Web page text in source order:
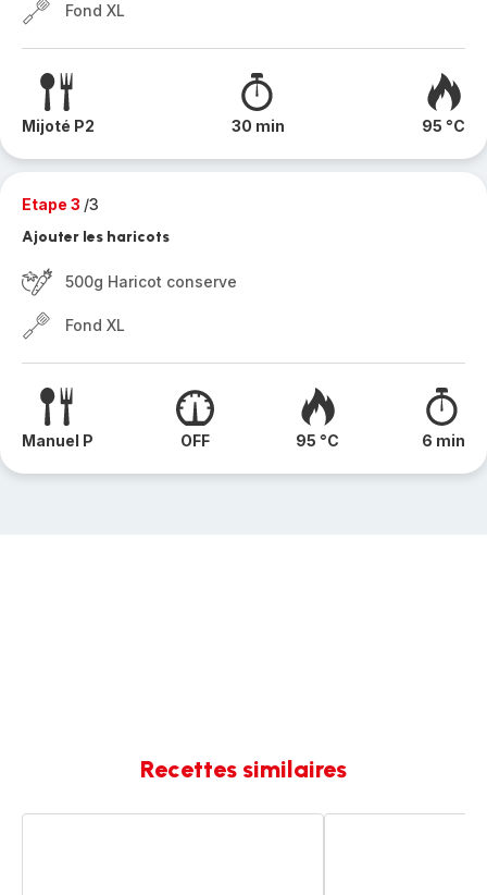
Fond XL
Mijoté P2 30 min 95 °C
Etape 3 /3
Ajouter les haricots
500g Haricot conserve
Fond XL
Manuel P OFF 95 °C 6 min
Recettes similaires